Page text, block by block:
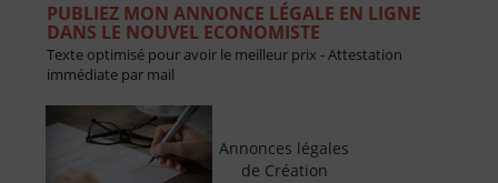
PUBLIEZ MON ANNONCE LÉGALE EN LIGNE
DANS LE NOUVEL ECONOMISTE
Texte optimisé pour avoir le meilleur prix - Attestation
immédiate par mail
Annonces légales
de Création